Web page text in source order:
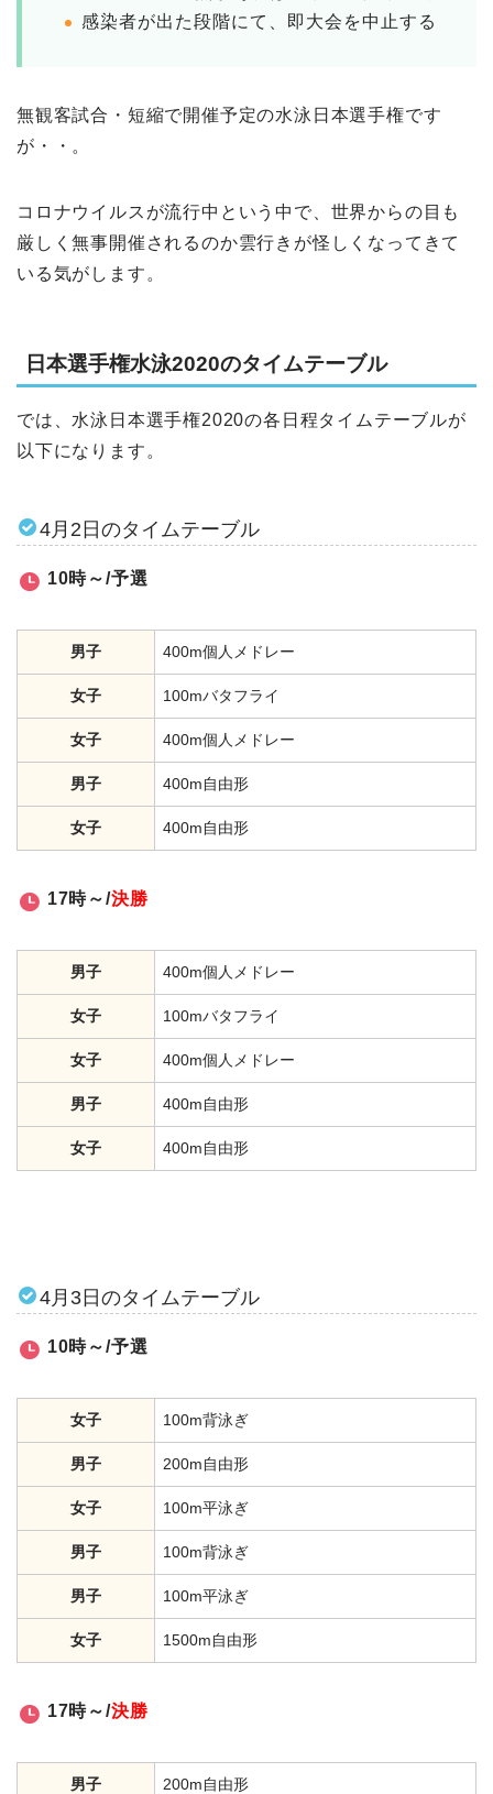
感染者が出た段階にて、即大会を中止する
無観客試合・短縮で開催予定の水泳日本選手権です
が・・。
コロナウイルスが流行中という中で、世界からの目も
厳しく無事開催されるのか雲行きが怪しくなってきて
いる気がします。
日本選手権水泳2020のタイムテーブル
では、水泳日本選手権2020の各日程タイムテーブルが
以下になります。
4月2日のタイムテーブル
10時～/予選
男子 400m個人メドレー
女子 100mバタフライ
女子 400m個人メドレー
男子 400m自由形
女子 400m自由形
17時～/決勝
男子 400m個人メドレー
女子 100mバタフライ
女子 400m個人メドレー
男子 400m自由形
女子 400m自由形
4月3日のタイムテーブル
10時～/予選
女子 100m背泳ぎ
男子 200m自由形
女子 100m平泳ぎ
男子 100m背泳ぎ
男子 100m平泳ぎ
女子 1500m自由形
17時～/決勝
男子 200m自由形